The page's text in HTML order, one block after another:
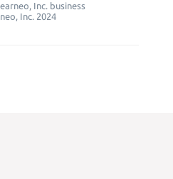
Inc. business
Inc. 2024